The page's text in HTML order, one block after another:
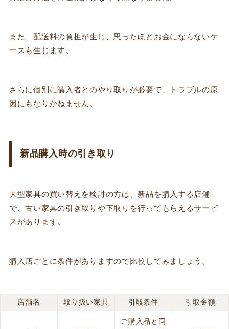
また、配送料の負担が生じ、思ったほどお金にならないケ
ースも生じます。
さらに個別に購入者とのやり取りが必要で、トラブルの原
因にもなりかねません。
新品購入時の引き取り
大型家具の買い替えを検討の方は、新品を購入する店舗
で、古い家具の引き取りや下取りを行ってもらえるサービ
スがあります。
購入店ごとに条件がありますので比較してみましょう。
店舗名 取り扱い家具 引取条件 引取金額
ご購入品と同